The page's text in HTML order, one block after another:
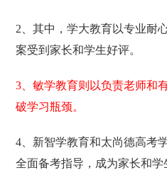
2、其中，学大教育以专业耐
案受到家长和学生好评。
3、敏学教育则以负责老师和
破学习瓶颈。
4、新智学教育和太尚德高考
全面备考指导，成为家长和学